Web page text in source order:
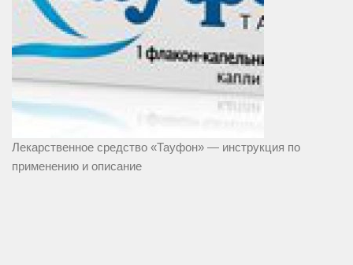
Лекарственное средство «Тауфон» — инструкция по
применению и описание